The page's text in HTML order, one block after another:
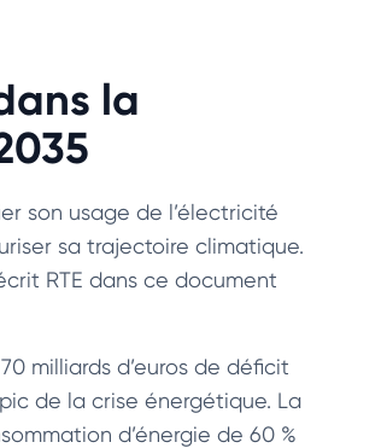
la
son usage de l’électricité
sa trajectoire climatique.
RTE dans ce document
milliards d’euros de déficit
de la crise énergétique. La
d’énergie de 60 %